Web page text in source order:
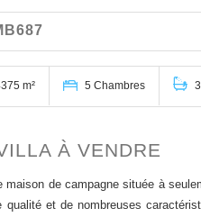
m² 5 Chambres
À VENDRE
de campagne située à
qualité et de nombreuses